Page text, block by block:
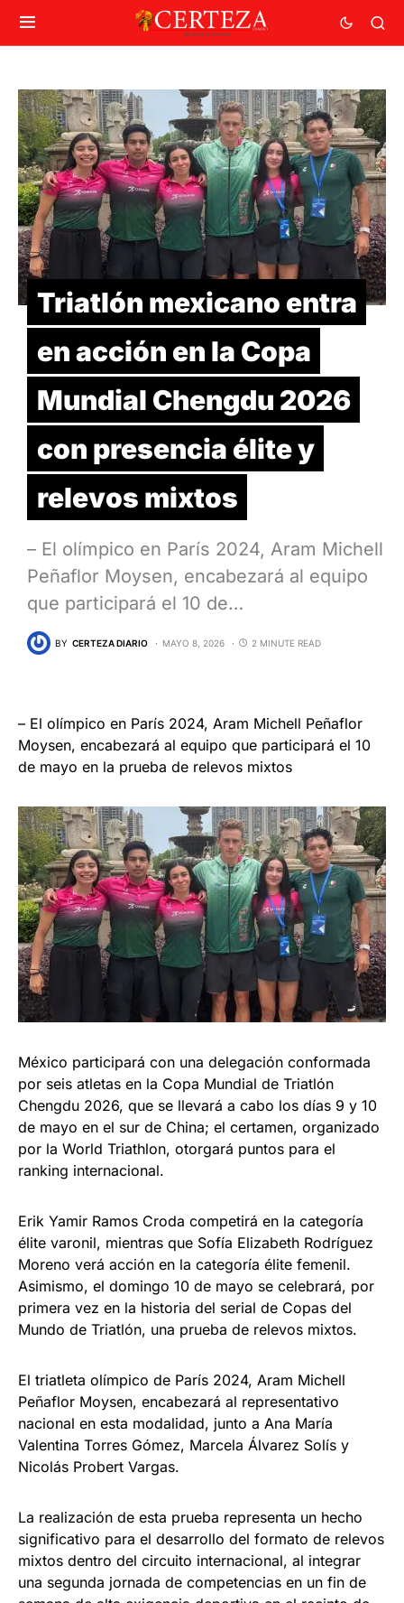
Triatlón mexicano entra
en acción en la Copa
Mundial Chengdu 2026
con presencia élite y
relevos mixtos
– El olímpico en París 2024, Aram Michell
Peñaflor Moysen, encabezará al equipo
que participará el 10 de…
BY CERTEZA DIARIO MAYO 8, 2026 2 MINUTE READ
– El olímpico en París 2024, Aram Michell Peñaflor
Moysen, encabezará al equipo que participará el 10
de mayo en la prueba de relevos mixtos
México participará con una delegación conformada
por seis atletas en la Copa Mundial de Triatlón
Chengdu 2026, que se llevará a cabo los días 9 y 10
de mayo en el sur de China; el certamen, organizado
por la World Triathlon, otorgará puntos para el
ranking internacional.
Erik Yamir Ramos Croda competirá en la categoría
élite varonil, mientras que Sofía Elizabeth Rodríguez
Moreno verá acción en la categoría élite femenil.
Asimismo, el domingo 10 de mayo se celebrará, por
primera vez en la historia del serial de Copas del
Mundo de Triatlón, una prueba de relevos mixtos.
El triatleta olímpico de París 2024, Aram Michell
Peñaflor Moysen, encabezará al representativo
nacional en esta modalidad, junto a Ana María
Valentina Torres Gómez, Marcela Álvarez Solís y
Nicolás Probert Vargas.
La realización de esta prueba representa un hecho
significativo para el desarrollo del formato de relevos
mixtos dentro del circuito internacional, al integrar
una segunda jornada de competencias en un fin de